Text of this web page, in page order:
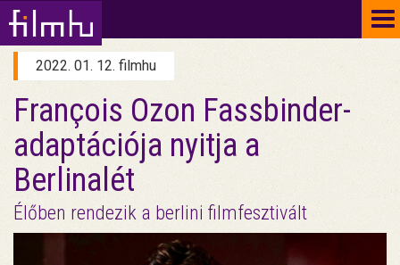
2022. 01. 12. filmhu
François Ozon Fassbinder-
adaptációja nyitja a
Berlinalét
Élőben rendezik a berlini filmfesztivált